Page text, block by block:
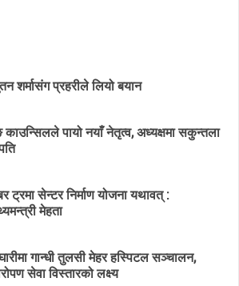
शर्मासंग प्रहरीले लियो बयान
काउन्सिलले पायो नयाँ नेतृत्व, अध्यक्षमा सकुन्तला
ट्रमा सेन्टर निर्माण योजना यथावत् :
मेहता
गान्धी तुलसी मेहर हस्पिटल सञ्चालन,
सेवा विस्तारको लक्ष्य